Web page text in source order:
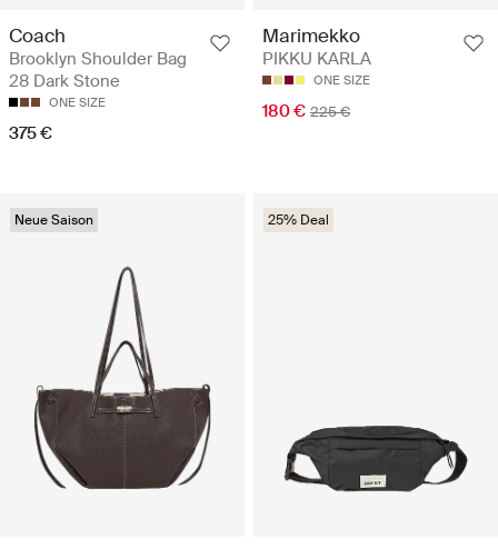
Coach
Brooklyn Shoulder Bag
28 Dark Stone
ONE SIZE
375 €
Marimekko
PIKKU KARLA
ONE SIZE
180 € 225 €
Neue Saison 25% Deal